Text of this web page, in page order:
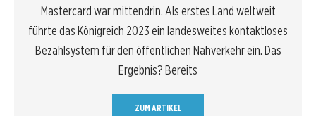
Mastercard war mittendrin. Als erstes Land weltweit
führte das Königreich 2023 ein landesweites kontaktloses
Bezahlsystem für den öffentlichen Nahverkehr ein. Das
Ergebnis? Bereits
ZUM ARTIKEL